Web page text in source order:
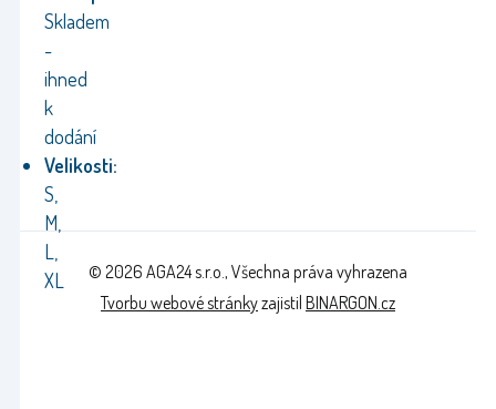
Skladem
-
ihned
k
dodání
Velikosti:
S,
M,
L,
XL
© 2026 AGA24 s.r.o., Všechna práva vyhrazena
Tvorbu webové stránkyzajistil BINARGON.cz